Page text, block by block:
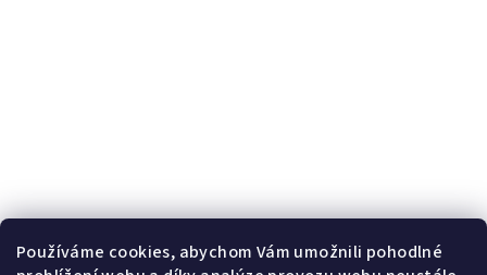
Používáme cookies, abychom Vám umožnili pohodlné